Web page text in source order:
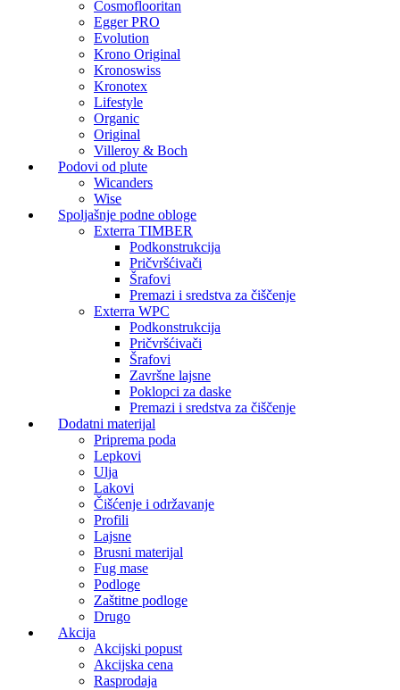
Cosmoflooritan
Egger PRO
Evolution
Krono Original
Kronoswiss
Kronotex
Lifestyle
Organic
Original
Villeroy & Boch
Podovi od plute
Wicanders
Wise
Spoljašnje podne obloge
Exterra TIMBER
Podkonstrukcija
Pričvršćivači
Šrafovi
Premazi i sredstva za čiščenje
Exterra WPC
Podkonstrukcija
Pričvršćivači
Šrafovi
Završne lajsne
Poklopci za daske
Premazi i sredstva za čiščenje
Dodatni materijal
Priprema poda
Lepkovi
Ulja
Lakovi
Čišćenje i održavanje
Profili
Lajsne
Brusni materijal
Fug mase
Podloge
Zaštitne podloge
Drugo
Akcija
Akcijski popust
Akcijska cena
Rasprodaja